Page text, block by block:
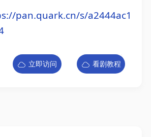
pan.quark.cn/s/a2444ac1
立即访问 看剧教程